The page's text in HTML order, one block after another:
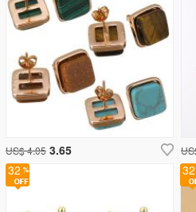
US$ 4.05 3.65
32
32